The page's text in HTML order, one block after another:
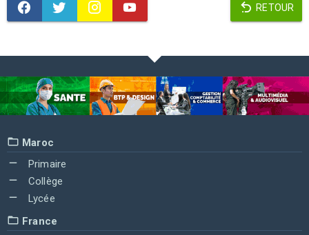
RETOUR
Maroc
Primaire
Collège
Lycée
France